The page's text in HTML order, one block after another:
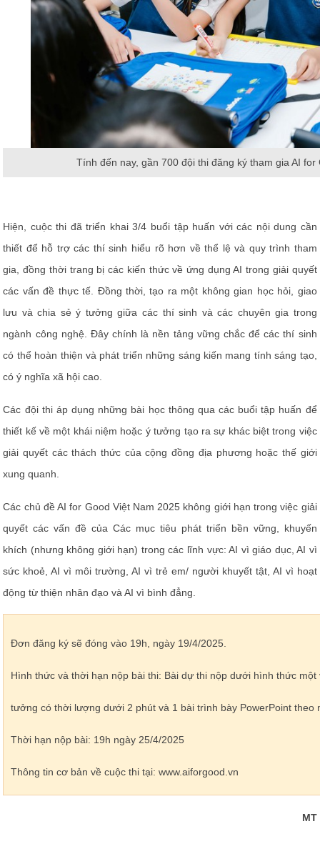
Tính đến nay, gần 700 đội thi đăng ký tham gia AI
Hiện, cuộc thi đã triển khai 3/4 buổi tập huấn với các nội dung cần
thiết để hỗ trợ các thí sinh hiểu rõ hơn về thể lệ và quy trình tham
gia, đồng thời trang bị các kiến thức về ứng dụng AI trong giải quyết
các vấn đề thực tế. Đồng thời, tạo ra một không gian học hỏi, giao
lưu và chia sẻ ý tưởng giữa các thí sinh và các chuyên gia trong
ngành công nghệ. Đây chính là nền tảng vững chắc để các thí sinh
có thể hoàn thiện và phát triển những sáng kiến mang tính sáng tạo,
có ý nghĩa xã hội cao.
Các đội thi áp dụng những bài học thông qua các buổi tập huấn để
thiết kế về một khái niệm hoặc ý tưởng tạo ra sự khác biệt trong việc
giải quyết các thách thức của cộng đồng địa phương hoặc thế giới
xung quanh.
Các chủ đề AI for Good Việt Nam 2025 không giới hạn trong việc giải
quyết các vấn đề của Các mục tiêu phát triển bền vững, khuyến
khích (nhưng không giới hạn) trong các lĩnh vực: AI vì giáo dục, AI vì
sức khoẻ, AI vì môi trường, AI vì trẻ em/ người khuyết tật, AI vì hoạt
động từ thiện nhân đạo và AI vì bình đẳng.
Đơn đăng ký sẽ đóng vào 19h, ngày 19/4/2025.
Hình thức và thời hạn nộp bài thi: Bài dự thi nộp dưới hình thức một
tưởng có thời lượng dưới 2 phút và 1 bài trình bày PowerPoint theo
Thời hạn nộp bài: 19h ngày 25/4/2025
Thông tin cơ bản về cuộc thi tại: www.aiforgood.vn
MT